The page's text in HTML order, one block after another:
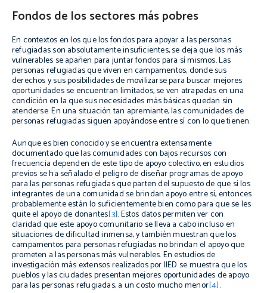
Fondos de los sectores más pobres
En contextos en los que los fondos para apoyar a las personas
refugiadas son absolutamente insuficientes, se deja que los más
vulnerables se apañen para juntar fondos para sí mismos. Las
personas refugiadas que viven en campamentos, donde sus
derechos y sus posibilidades de movilizarse para buscar mejores
oportunidades se encuentran limitados, se ven atrapadas en una
condición en la que sus necesidades más básicas quedan sin
atenderse. En una situación tan apremiante, las comunidades de
personas refugiadas siguen apoyándose entre sí con lo que tienen.
Aunque es bien conocido y se encuentra extensamente
documentado que las comunidades con bajos recursos con
frecuencia dependen de este tipo de apoyo colectivo, en estudios
previos se ha señalado el peligro de diseñar programas de apoyo
para las personas refugiadas que parten del supuesto de que si los
integrantes de una comunidad se brindan apoyo entre sí, entonces
probablemente están lo suficientemente bien como para que se les
quite el apoyo de donantes[3]. Estos datos permiten ver con
claridad que este apoyo comunitario se lleva a cabo incluso en
situaciones de dificultad inmensa, y también muestran que los
campamentos para personas refugiadas no brindan el apoyo que
prometen a las personas más vulnerables. En estudios de
investigación más extensos realizados por IIED se muestra que los
pueblos y las ciudades presentan mejores oportunidades de apoyo
para las personas refugiadas, a un costo mucho menor[4].